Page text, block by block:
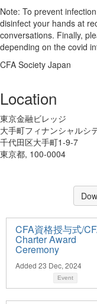
Note: To prevent
disinfect your hands at
conversations. Finally,
depending on the covid
CFA Society Japan
Location
東京金融ビレッジ
大手町フィナンシャルシ
千代田区大手町1-9-7
東京都, 100-0004
CFA資格授与式/
Charter Award
Ceremony
Added 23 Dec, 2024
Event